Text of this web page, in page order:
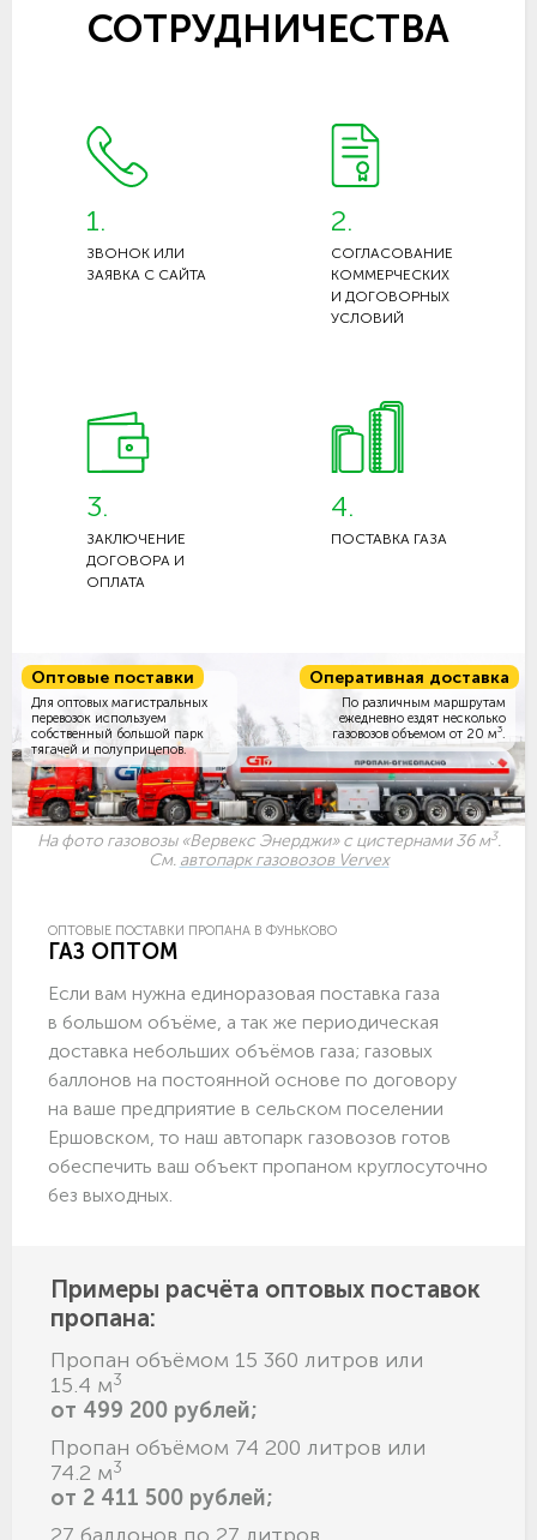
СОТРУДНИЧЕСТВА
1.
ЗВОНОК ИЛИ
ЗАЯВКА С САЙТА
2.
СОГЛАСОВАНИЕ
КОММЕРЧЕСКИХ
И ДОГОВОРНЫХ
УСЛОВИЙ
3.
ЗАКЛЮЧЕНИЕ
ДОГОВОРА И
ОПЛАТА
4.
ПОСТАВКА ГАЗА
Оптовые поставки
Для оптовых магистральных
перевозок используем
собственный большой парк
тягачей и полуприцепов.
Оперативная доставка
По различным маршрутам
ежедневно ездят несколько
газовозов объемом от 20 м3
На фото газовозы «Вервекс Энерджи» с цистернами 36 м3.
См. автопарк газовозов Vervex
ОПТОВЫЕ ПОСТАВКИ ПРОПАНА В ФУНЬКОВО
ГАЗ ОПТОМ
Если вам нужна единоразовая поставка газа
в большом объёме, а так же периодическая
доставка небольших объёмов газа; газовых
баллонов на постоянной основе по договору
на ваше предприятие в сельском поселении
Ершовском, то наш автопарк газовозов готов
обеспечить ваш объект пропаном круглосуточно
без выходных.
Примеры расчёта оптовых поставок
пропана:
Пропан объёмом 15 360 литров или
15.4 м3
от 499 200 рублей;
Пропан объёмом 74 200 литров или
74.2 м3
от 2 411 500 рублей;